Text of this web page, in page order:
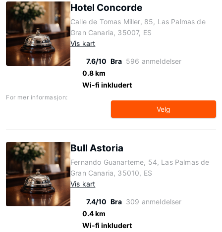
Hotel Concorde
Calle de Tomas Miller, 85, Las Palmas de
Gran Canaria, 35007, ES
Vis kart
7.6/10 Bra 596 anmeldelser
0.8 km
Wi-fi inkludert
For mer informasjon:
Velg
Bull Astoria
Fernando Guanarteme, 54, Las Palmas de
Gran Canaria, 35010, ES
Vis kart
7.4/10 Bra 309 anmeldelser
0.4 km
Wi-fi inkludert